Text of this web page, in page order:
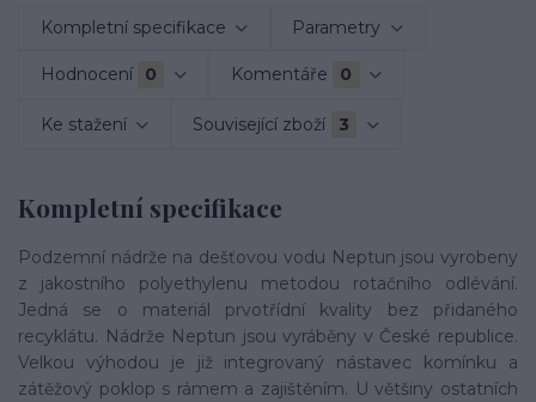
Kompletní specifikace Parametry
Hodnocení 0 Komentáře 0
Ke stažení Související zboží 3
Kompletní specifikace
Podzemní nádrže na dešťovou vodu Neptun jsou vyrobeny
z jakostního polyethylenu metodou rotačního odlévání.
Jedná se o materiál prvotřídní kvality bez přidaného
recyklátu. Nádrže Neptun jsou vyráběny v České republice.
Velkou výhodou je již integrovaný nástavec komínku a
zátěžový poklop s rámem a zajištěním. U většiny ostatních